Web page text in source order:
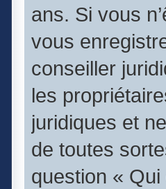
ans. Si vous
vous
conseiller
les
juridiques et
de toutes
question «